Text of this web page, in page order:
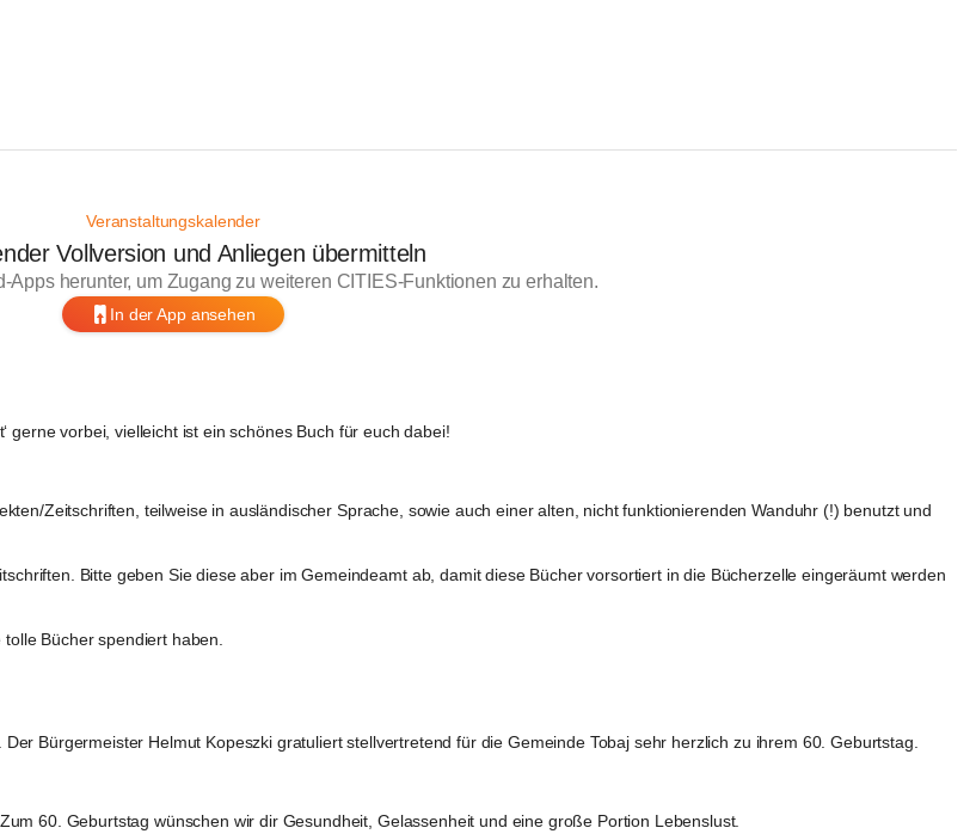
Veranstaltungskalender
Vollversion und Anliegen übermitteln
Apps herunter, um Zugang zu weiteren CITIES-Funktionen zu erhalten.
In der App ansehen
gerne vorbei, vielleicht ist ein schönes Buch für euch dabei!
Zeitschriften, teilweise in ausländischer Sprache, sowie auch einer alten, nicht funktionierenden Wanduhr (!) benutzt und
Bitte geben Sie diese aber im Gemeindeamt ab, damit diese Bücher vorsortiert in die Bücherzelle eingeräumt werden
Bücher spendiert haben.
Bürgermeister Helmut Kopeszki gratuliert stellvertretend für die Gemeinde Tobaj sehr herzlich zu ihrem 60. Geburtstag.
60. Geburtstag wünschen wir dir Gesundheit, Gelassenheit und eine große Portion Lebenslust.